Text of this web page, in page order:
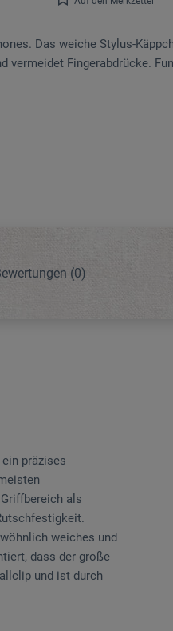
Das weiche Stylus-
vermeidet Fingerabdrücke.
(0)
präzises
als
weiches und
dass der große
und ist durch